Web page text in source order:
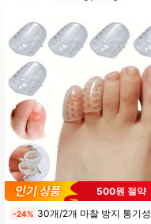
500원 절약
-24% 30개/2개 마찰 방지 통기성 실리콘 손가락 & 발가락 보호대, 부드러운 투명 천공 실리콘 손 & 발 패드 남성 & 여성용, 굳은살 방지 보호 슬리브, 야외, 체육관, 댄스, 휴가, 하이킹, 사이클링에 적합, 스포츠 신발, 캐주얼 신발, 하이힐, 농구화, 러닝화, 부츠, 졸업 시즌, 월드컵, 개학에 호환
#1 TOP 3위 에서 다색 인솔
(1000+)